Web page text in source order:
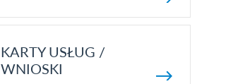
KARTY USŁUG /
WNIOSKI